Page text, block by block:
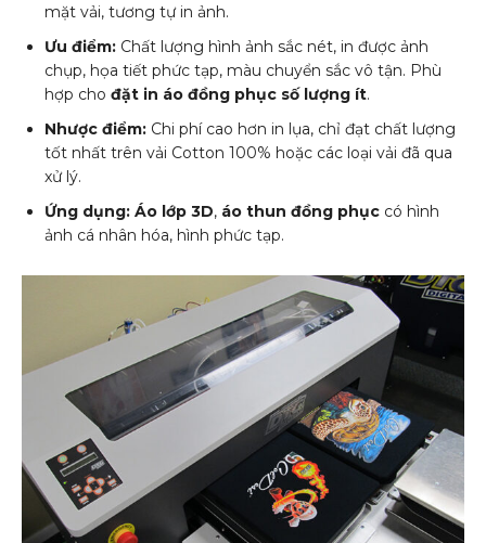
mặt vải, tương tự in ảnh.
Ưu điểm: Chất lượng hình ảnh sắc nét, in được ảnh
chụp, họa tiết phức tạp, màu chuyển sắc vô tận. Phù
hợp cho đặt in áo đồng phục số lượng ít.
Nhược điểm: Chi phí cao hơn in lụa, chỉ đạt chất lượng
tốt nhất trên vải Cotton 100% hoặc các loại vải đã qua
xử lý.
Ứng dụng: Áo lớp 3D, áo thun đồng phục có hình
ảnh cá nhân hóa, hình phức tạp.